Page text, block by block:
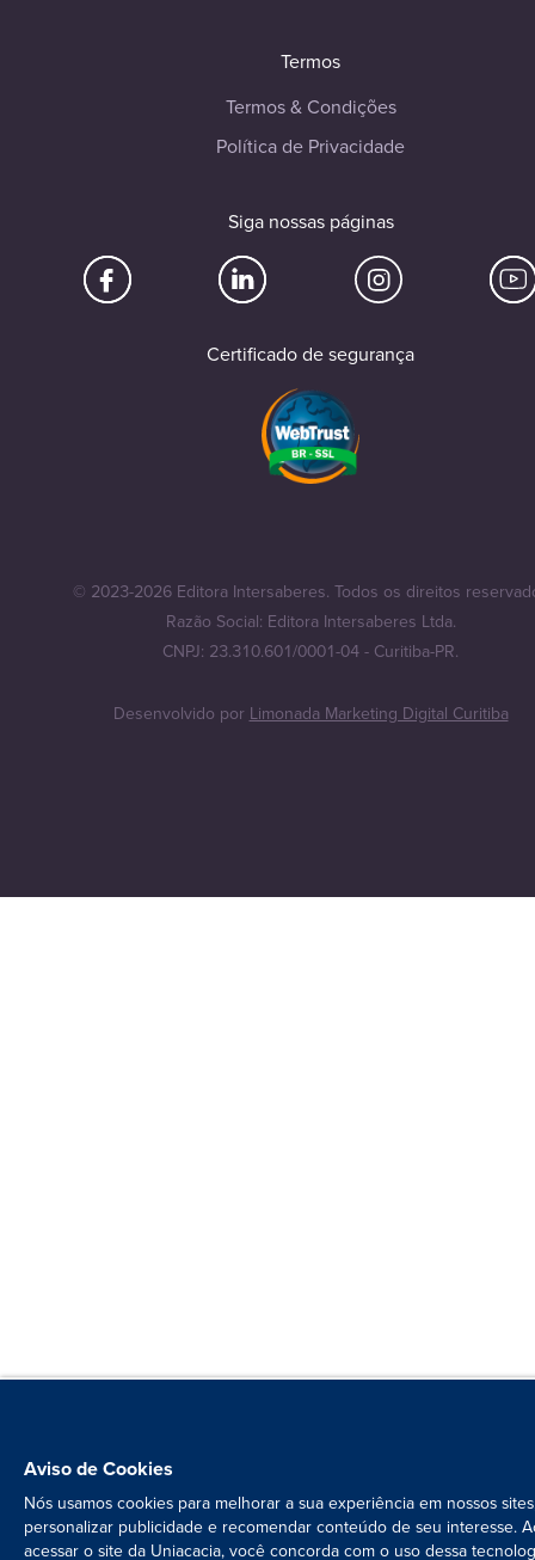
Termos
Termos & Condições
Política de Privacidade
Siga nossas páginas
Certificado de segurança
© 2023-2026 Editora Intersaberes. Todos os direitos
Razão Social: Editora Intersaberes Ltda.
CNPJ: 23.310.601/0001-04 - Curitiba-PR.
Desenvolvido por Limonada Marketing Digital Curitiba
Aviso de Cookies
Nós usamos cookies para melhorar a sua experiência em nossos
personalizar publicidade e recomendar conteúdo de seu interesse.
acessar o site da Uniacacia, você concorda com o uso dessa